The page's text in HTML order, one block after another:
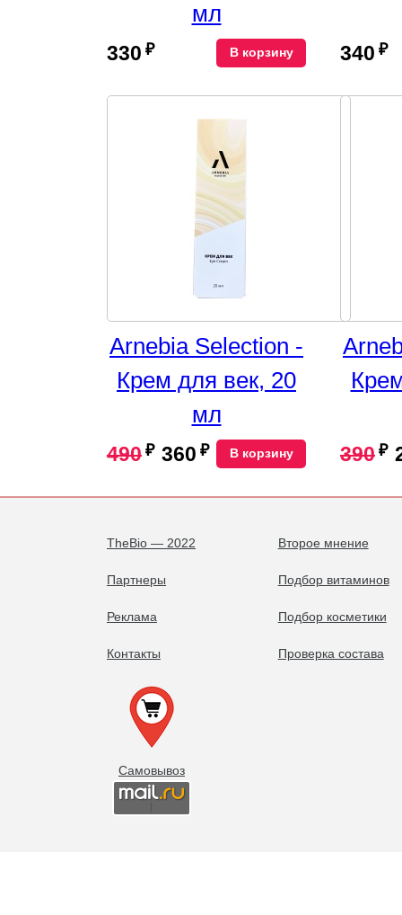
мл
330 ₽ В корзину 340 ₽
Arnebia Selection -
Крем для век, 20
мл
490 ₽ 360 ₽ В корзину 390 ₽
TheBio — 2022
Партнеры
Реклама
Контакты
Второе мнение
Подбор витаминов
Подбор косметики
Проверка состава
Самовывоз